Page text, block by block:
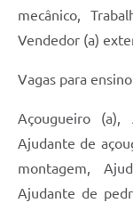
mecânico,
Vendedor (a)
Vagas para
Açougueiro (a),
Ajudante de
montagem,
Ajudante de